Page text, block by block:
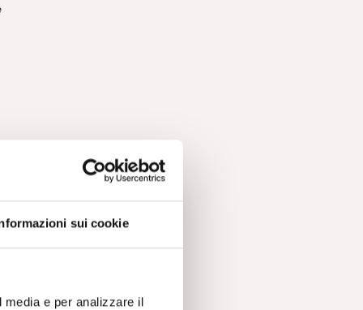
sui cookie
e per analizzare il